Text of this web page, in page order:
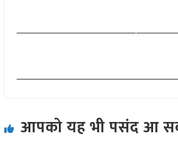
आपको यह भी पसंद आ